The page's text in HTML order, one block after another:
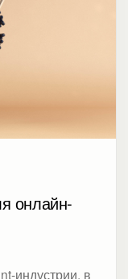
делает
онлайн-
индустрии, в